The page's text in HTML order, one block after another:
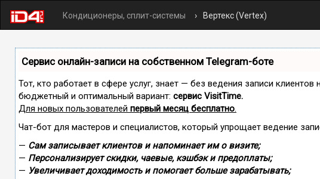
Кондиционеры, сплит-системы Вертекс (Vertex)
Сервис онлайн-записи на собственном Telegram-боте
Тот, кто работает в сфере услуг, знает — без ведения записи
бюджетный и оптимальный вариант: сервис VisitTime.
Для новых пользователей первый месяц бесплатно.
Чат-бот для мастеров и специалистов, который упрощает ведение
— Сам записывает клиентов и напоминает им о визите;
— Персонализирует скидки, чаевые, кэшбэк и предоплаты;
— Увеличивает доходимость и помогает больше зарабатывать;